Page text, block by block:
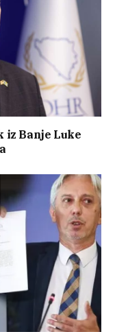
iz Banje Luke